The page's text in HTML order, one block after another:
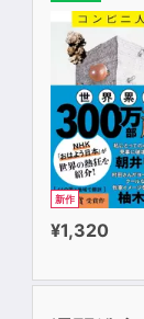
新作
¥1,320